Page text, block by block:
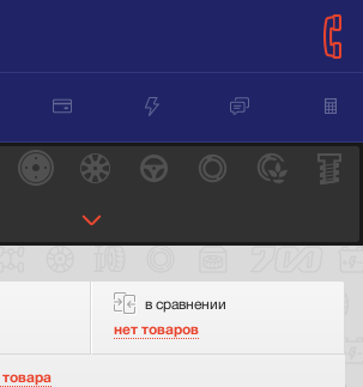
в сравнении
нет товаров
товара